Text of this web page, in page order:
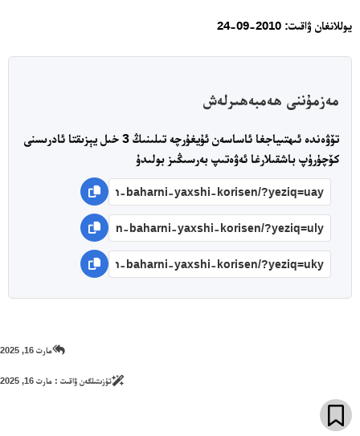
يوللانغان ۋاقىت: 2010-09-24
مەزمۇننى ھەمبەھىرلەش
تۆۋەندە ئىھتىياجغا ئاساسەن ئۇيغۇرچە تىلىنىڭ 3 خىل يېزىقتا ئادرىسنى
كۆچۈرۈپ باشقىلارغا ئەۋەتىپ بەرسىڭىز بولىدۇ
مارت 16, 2025
تۈزىتىلگەن ۋاقىت : مارت 16, 2025